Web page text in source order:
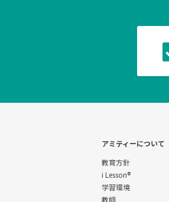
アミティーについて
教育方針
i Lesson®
学習環境
教師